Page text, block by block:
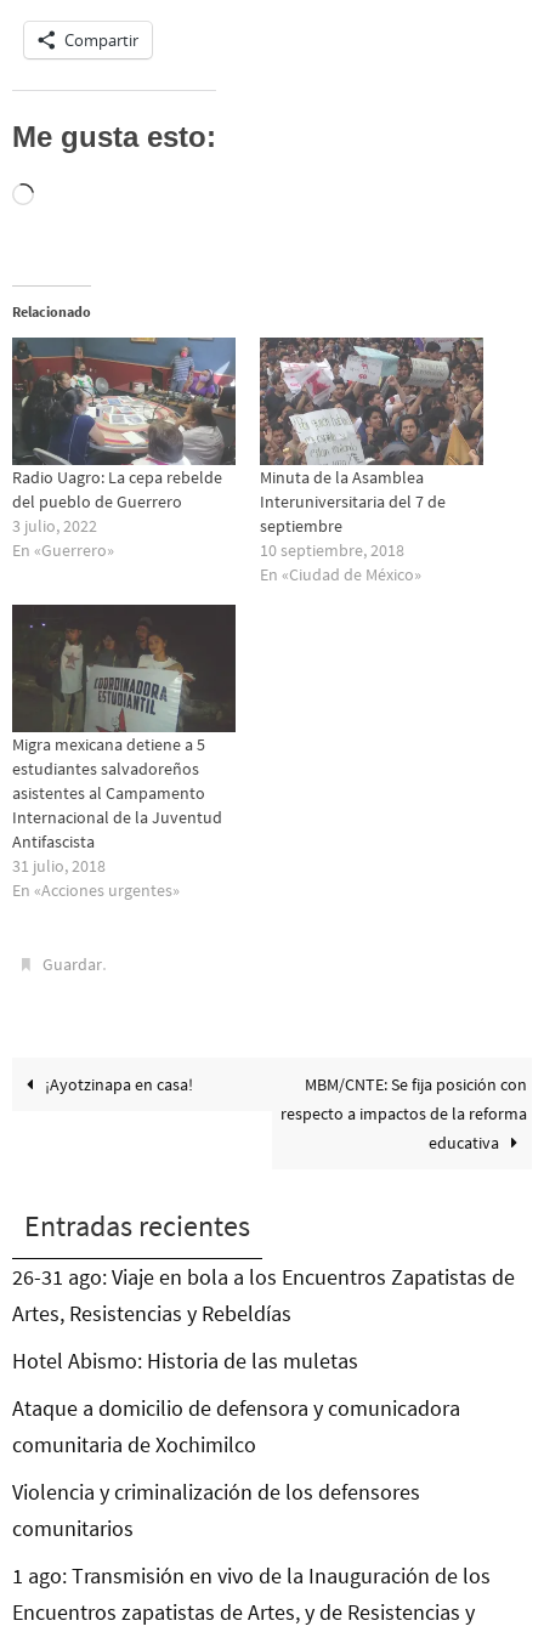
Compartir
Me gusta esto:
Cargando...
Relacionado
Radio Uagro: La cepa rebelde
del pueblo de Guerrero
3 julio, 2022
En «Guerrero»
Minuta de la Asamblea
Interuniversitaria del 7 de
septiembre
10 septiembre, 2018
En «Ciudad de México»
Migra mexicana detiene a 5
estudiantes salvadoreños
asistentes al Campamento
Internacional de la Juventud
Antifascista
31 julio, 2018
En «Acciones urgentes»
Guardar.
¡Ayotzinapa en casa!
MBM/CNTE: Se fija posición con
respecto a impactos de la reforma
educativa
Entradas recientes
26-31 ago: Viaje en bola a los Encuentros Zapatistas de
Artes, Resistencias y Rebeldías
Hotel Abismo: Historia de las muletas
Ataque a domicilio de defensora y comunicadora
comunitaria de Xochimilco
Violencia y criminalización de los defensores
comunitarios
1 ago: Transmisión en vivo de la Inauguración de los
Encuentros zapatistas de Artes, y de Resistencias y